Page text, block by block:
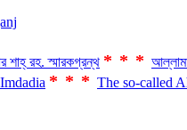
রহ. স্মারকগ্রন্থ ***
*** The so-called